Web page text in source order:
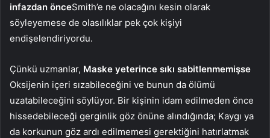
infazdan önceSmith’e ne olacağını kesin olarak
söyleyemese de olasılıklar pek çok kişiyi
endişelendiriyordu.
Çünkü uzmanlar, Maske yeterince sıkı sabitlenmemişse
Oksijenin içeri sızabileceğini ve bunun da ölümü
uzatabileceğini söylüyor. Bir kişinin idam edilmeden önce
hissedebileceği gerginlik göz önüne alındığında; Kaygı ya
da korkunun göz ardı edilmemesi gerektiğini hatırlatmak